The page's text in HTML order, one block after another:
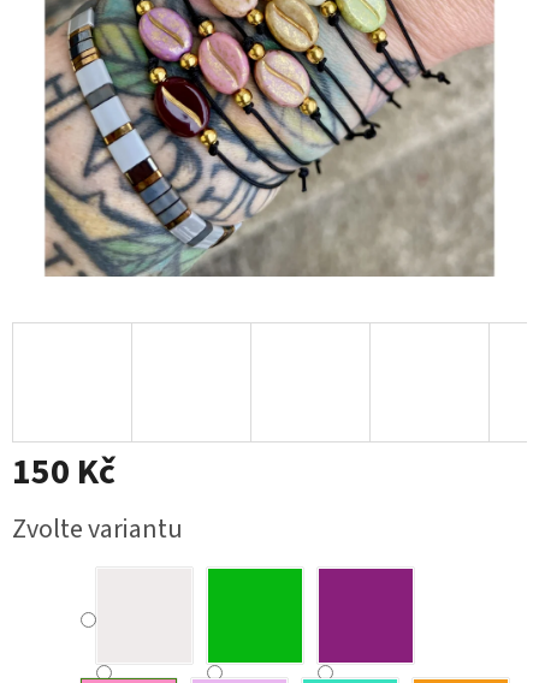
150 Kč
Měrná
cena:
Zvolte variantu